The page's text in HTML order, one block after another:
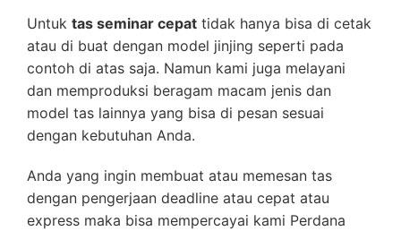
Untuk tas seminar cepat tidak hanya bisa di cetak
atau di buat dengan model jinjing seperti pada
contoh di atas saja. Namun kami juga melayani
dan memproduksi beragam macam jenis dan
model tas lainnya yang bisa di pesan sesuai
dengan kebutuhan Anda.
Anda yang ingin membuat atau memesan tas
dengan pengerjaan deadline atau cepat atau
express maka bisa mempercayai kami Perdana